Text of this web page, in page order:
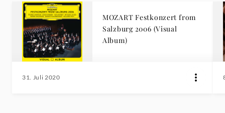
MOZART Festkonzert from
Salzburg 2006 (Visual
Album)
31. Juli 2020